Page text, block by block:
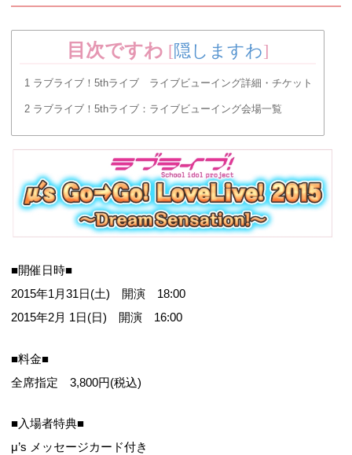
目次ですわ [隠しますわ]
1 ラブライブ！5thライブ ライブビューイング詳細・チケット
2 ラブライブ！5thライブ：ライブビューイング会場一覧
■開催日時■
2015年1月31日(土) 開演 18:00
2015年2月 1日(日) 開演 16:00
■料金■
全席指定 3,800円(税込)
■入場者特典■
μ’s メッセージカード付き